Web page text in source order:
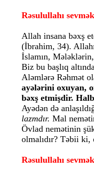
Rəsulullahı
Allah insana bəxş
(İbrahim, 34).
İslamın,
Biz bu başlıq
Aləmlərə Rəhmət
ayələrini oxuyan,
bəxş etmişdir.
Ayədən də
lazmdır. Mal
Övlad nemətinin
olmalıdır? Təbii ki,
Rəsulullahı